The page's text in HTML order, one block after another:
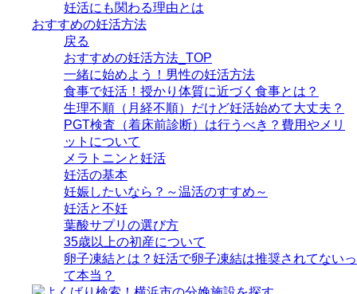
妊活にも関わる理由とは
おすすめの妊活方法
戻る
おすすめの妊活方法_TOP
一緒に始めよう！男性の妊活方法
食事で妊活！授かり体質に近づく食事とは？
生理不順（月経不順）だけど妊活始めて大丈夫？
PGT検査（着床前診断）は行うべき？費用やメリ
ットについて
メラトニンと妊活
妊活の基本
妊娠したいなら？～温活のすすめ～
妊活と不妊
葉酸サプリの選び方
35歳以上の初産について
卵子凍結とは？妊活で卵子凍結は推奨されてないっ
て本当？